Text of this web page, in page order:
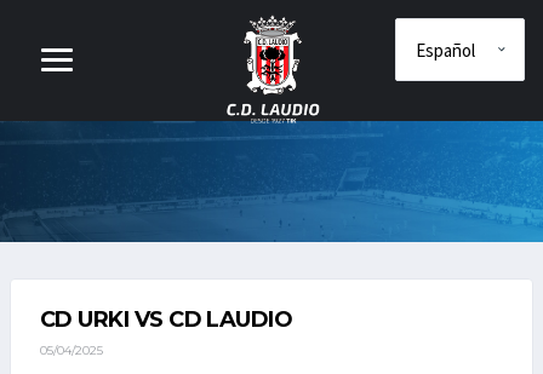
CD URKI VS CD LAUDIO
05/04/2025